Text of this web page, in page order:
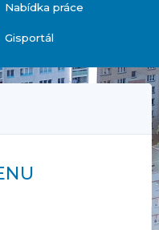
Nabídka práce
Gisportál